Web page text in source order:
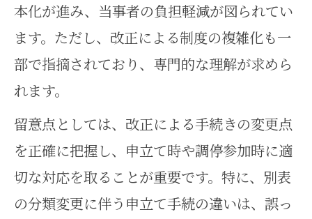
本化が進み、当事者の負担軽減が図られてい
ます。ただし、改正による制度の複雑化も一
部で指摘されており、専門的な理解が求めら
れます。
留意点としては、改正による手続きの変更点
を正確に把握し、申立て時や調停参加時に適
切な対応を取ることが重要です。特に、別表
の分類変更に伴う申立て手続の違いは、誤っ